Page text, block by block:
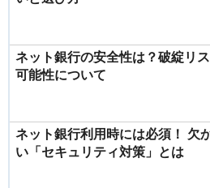
ネット銀行の安全性は？破綻リ
可能性について
ネット銀行利用時には必須！ 欠
い「セキュリティ対策」とは